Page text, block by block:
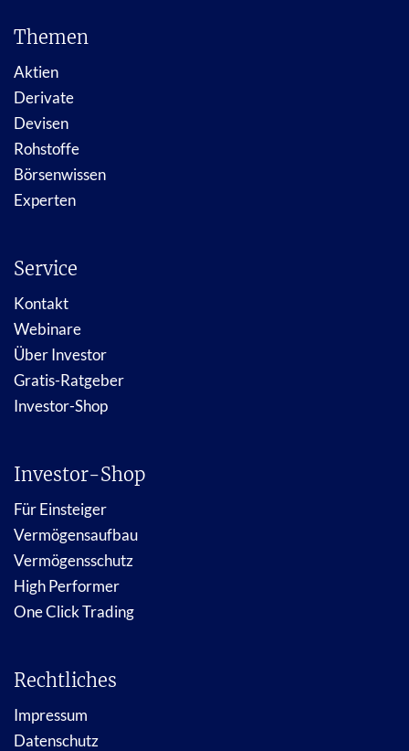
Themen
Aktien
Derivate
Devisen
Rohstoffe
Börsenwissen
Experten
Service
Kontakt
Webinare
Über Investor
Gratis-Ratgeber
Investor-Shop
Investor-Shop
Für Einsteiger
Vermögensaufbau
Vermögensschutz
High Performer
One Click Trading
Rechtliches
Impressum
Datenschutz